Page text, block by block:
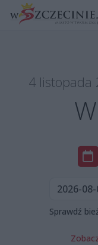
4 listopada
Sprawdź